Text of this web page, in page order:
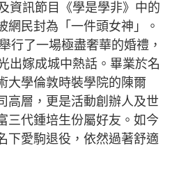
資訊節目《學是學非》中的
網民封為「一件頭女神」。
行了一場極盡奢華的婚禮，
出嫁成城中熱話。畢業於名
大學倫敦時裝學院的陳爾
高層，更是活動創辦人及世
三代鍾培生份屬好友。如今
下愛駒退役，依然過著舒適